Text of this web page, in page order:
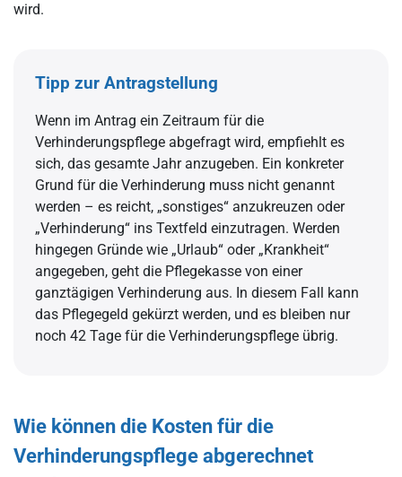
wird.
Tipp zur Antragstellung
Wenn im Antrag ein Zeitraum für die
Verhinderungspflege abgefragt wird, empfiehlt es
sich, das gesamte Jahr anzugeben. Ein konkreter
Grund für die Verhinderung muss nicht genannt
werden – es reicht, „sonstiges“ anzukreuzen oder
„Verhinderung“ ins Textfeld einzutragen. Werden
hingegen Gründe wie „Urlaub“ oder „Krankheit“
angegeben, geht die Pflegekasse von einer
ganztägigen Verhinderung aus. In diesem Fall kann
das Pflegegeld gekürzt werden, und es bleiben nur
noch 42 Tage für die Verhinderungspflege übrig.
Wie können die Kosten für die
Verhinderungspflege abgerechnet